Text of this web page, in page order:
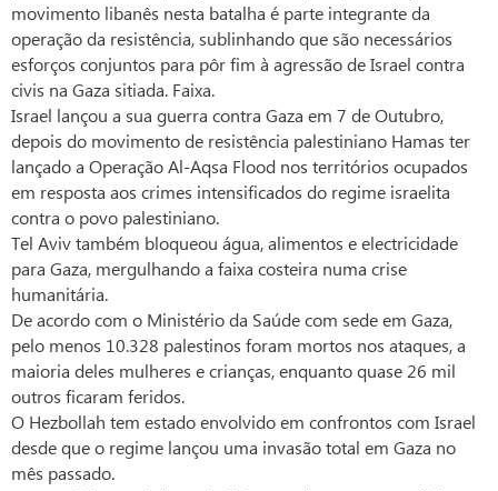
movimento libanês nesta batalha é parte integrante da
operação da resistência, sublinhando que são necessários
esforços conjuntos para pôr fim à agressão de Israel contra
civis na Gaza sitiada. Faixa.
Israel lançou a sua guerra contra Gaza em 7 de Outubro,
depois do movimento de resistência palestiniano Hamas ter
lançado a Operação Al-Aqsa Flood nos territórios ocupados
em resposta aos crimes intensificados do regime israelita
contra o povo palestiniano.
Tel Aviv também bloqueou água, alimentos e electricidade
para Gaza, mergulhando a faixa costeira numa crise
humanitária.
De acordo com o Ministério da Saúde com sede em Gaza,
pelo menos 10.328 palestinos foram mortos nos ataques, a
maioria deles mulheres e crianças, enquanto quase 26 mil
outros ficaram feridos.
O Hezbollah tem estado envolvido em confrontos com Israel
desde que o regime lançou uma invasão total em Gaza no
mês passado.